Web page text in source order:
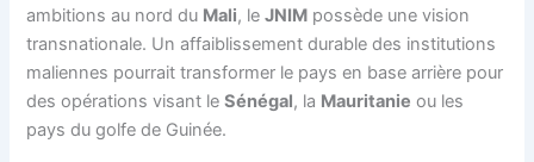
ambitions au nord du Mali, leJNIM possède une vision
transnationale. Un affaiblissement durable des institutions
maliennes pourrait transformer le pays en base arrière pour
des opérations visant leSénégal, la Mauritanie ou les
pays du golfe de Guinée.